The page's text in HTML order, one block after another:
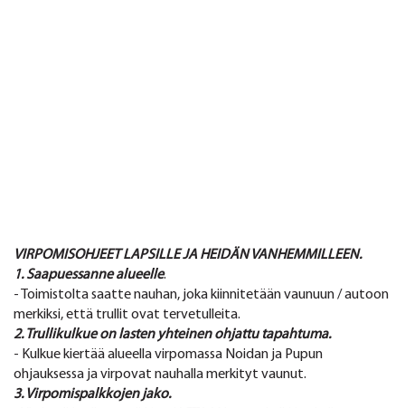
VIRPOMISOHJEET LAPSILLE JA HEIDÄN VANHEMMILLEEN.
1. Saapuessanne alueelle.
- Toimistolta saatte nauhan, joka kiinnitetään vaunuun / autoon
merkiksi, että trullit ovat tervetulleita.
2. Trullikulkue on lasten yhteinen ohjattu tapahtuma.
- Kulkue kiertää alueella virpomassa Noidan ja Pupun
ohjauksessa ja virpovat nauhalla merkityt vaunut.
3. Virpomispalkkojen jako.